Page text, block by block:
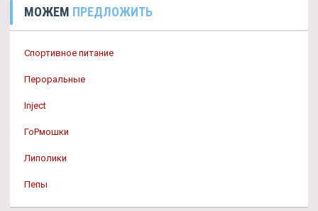
МОЖЕМ ПРЕДЛОЖИТЬ
Спортивное питание
Пероральные
Inject
ГоРмошки
Липолики
Пепы